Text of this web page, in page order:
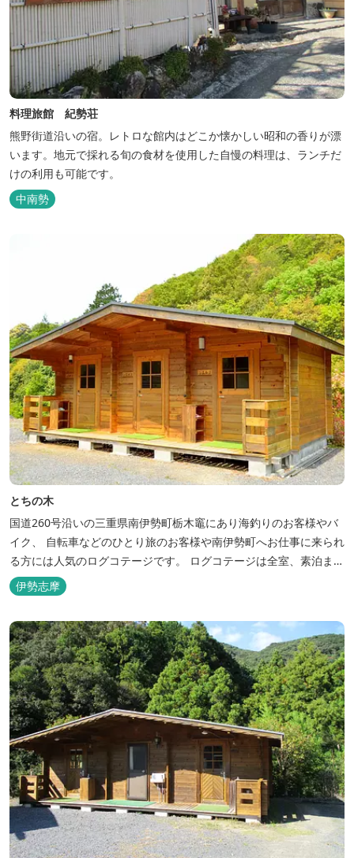
料理旅館 紀勢荘
熊野街道沿いの宿。レトロな館内はどこか懐かしい昭和の香りが漂
います。地元で採れる旬の食材を使用した自慢の料理は、ランチだ
けの利用も可能です。
中南勢
とちの木
国道260号沿いの三重県南伊勢町栃木竈にあり海釣りのお客様やバ
イク、 自転車などのひとり旅のお客様や南伊勢町へお仕事に来られ
る方には人気のログコテージです。 ログコテージは全室、素泊まり
となっており、おひとり様限定のお部屋、お二人様限定のお部屋、
3名様から5名様限定のお部屋とあります。 お風呂やトイレは別棟
人気のトンテ...
伊勢志摩